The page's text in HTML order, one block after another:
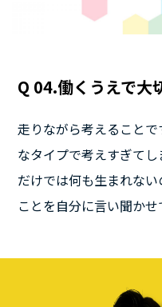
Q 04.働くうえで大
走りながら考えること
なタイプで考えすぎて
だけでは何も生まれな
ことを自分に言い聞かせ